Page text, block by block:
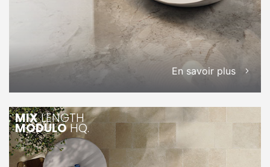
En savoir plus
MIXLENGTH
MODULOHQ.